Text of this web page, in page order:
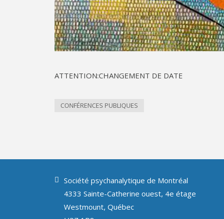
ATTENTION:CHANGEMENT DE DATE
CONFÉRENCES PUBLIQUES
Société psychanalytique de Montréal
4333 Sainte-Catherine ouest, 4e étage
Westmount, Québec